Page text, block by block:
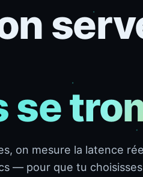
se
on mesure la latence
— pour que tu